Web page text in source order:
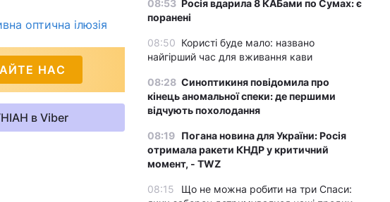
оптична ілюзія
НАС
в Viber
08:53 Росія вдарила 8 КАБами по Сумах: є
поранені
08:50 Користі буде мало: названо
найгірший час для вживання кави
08:28 Синоптикиня повідомила про
кінець аномальної спеки: де першими
відчують похолодання
08:19 Погана новина для України: Росія
отримала ракети КНДР у критичний
момент, - TWZ
08:15
Що не можна робити на три Спаси: